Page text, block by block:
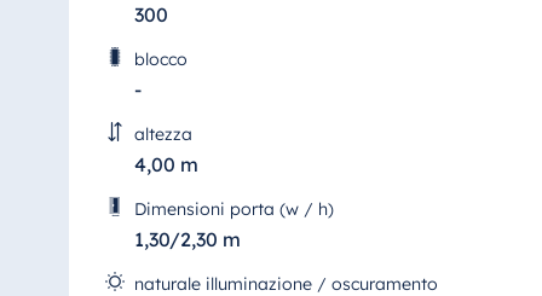
300
blocco
-
altezza
4,00 m
Dimensioni porta (w / h)
1,30/2,30 m
naturale illuminazione / oscuramento